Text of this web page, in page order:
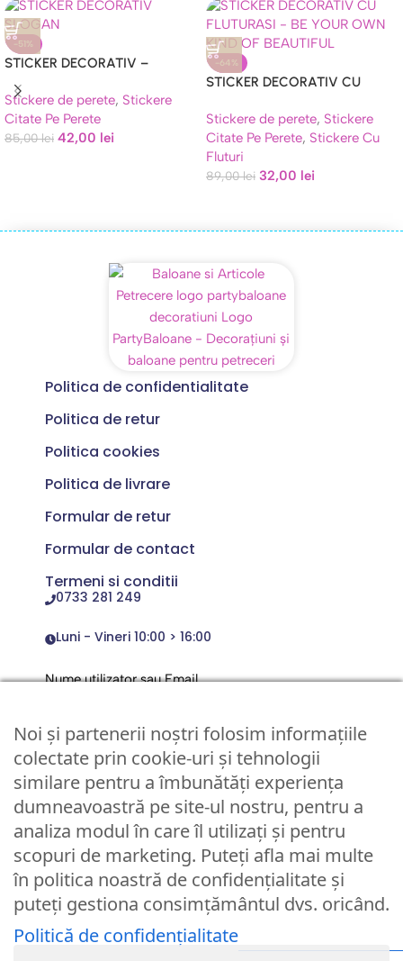
-51%
STICKER DECORATIV –
SLOGAN
Stickere de perete, Stickere
Citate Pe Perete
85,00lei 42,00 lei
-64%
STICKER DECORATIV CU
KIND OF BEAUTIFUL
Stickere de perete, Stickere
Citate Pe Perete, Stickere Cu
Fluturi
89,00lei 32,00 lei
Politica de confidentialitate
Politica de retur
Politica cookies
Politica de livrare
Formular de retur
Formular de contact
Termeni si conditii
0733 281 249
Luni - Vineri 10:00 > 16:00
Nume utilizator sau Email
Parola
Remember Me
Logare
Lost your password?
© Partybaloane.ro - Toate drepturile rezervate. ™
Noi și partenerii noștri folosim informațiile
colectate prin cookie-uri și tehnologii
similare pentru a îmbunătăți experiența
dumneavoastră pe site-ul nostru, pentru a
analiza modul în care îl utilizați și pentru
scopuri de marketing. Puteți afla mai multe
în politica noastră de confidențialitate și
puteți gestiona consimțământul dvs. oricând.
Politică de confidențialitate